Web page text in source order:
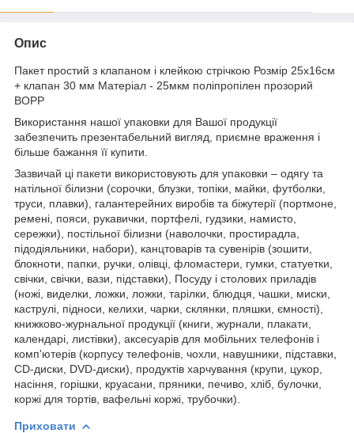
Опис
Пакет простий з клапаном і клейкою стрічкою Розмір 25х16см
+ клапан 30 мм Матеріал - 25мкм поліпропілен прозорий
BOPP
Використання нашої упаковки для Вашої продукції
забезпечить презентабельний вигляд, приємне враження і
більше бажання її купити.
Зазвичай ці пакети використовують для упаковки – одягу та
натільної білизни (сорочки, блузки, топіки, майки, футболки,
труси, плавки), галантерейних виробів та біжутерії (портмоне,
ремені, пояси, рукавички, портфелі, гудзики, намисто,
сережки), постільної білизни (наволочки, простирадла,
підодіяльники, набори), канцтоварів та сувенірів (зошити,
блокноти, папки, ручки, олівці, фломастери, гумки, статуетки,
свічки, свічки, вази, підставки), Посуду і столових приладів
(ножі, виделки, ложки, ложки, тарілки, блюдця, чашки, миски,
каструлі, підноси, келихи, чарки, склянки, пляшки, ємності),
книжково-журнальної продукції (книги, журнали, плакати,
календарі, листівки), аксесуарів для мобільних телефонів і
комп'ютерів (корпусу телефонів, чохли, навушники, підставки,
CD-диски, DVD-диски), продуктів харчування (крупи, цукор,
насіння, горішки, круасани, пряники, печиво, хліб, булочки,
коржі для тортів, вафельні коржі, трубочки).
Приховати